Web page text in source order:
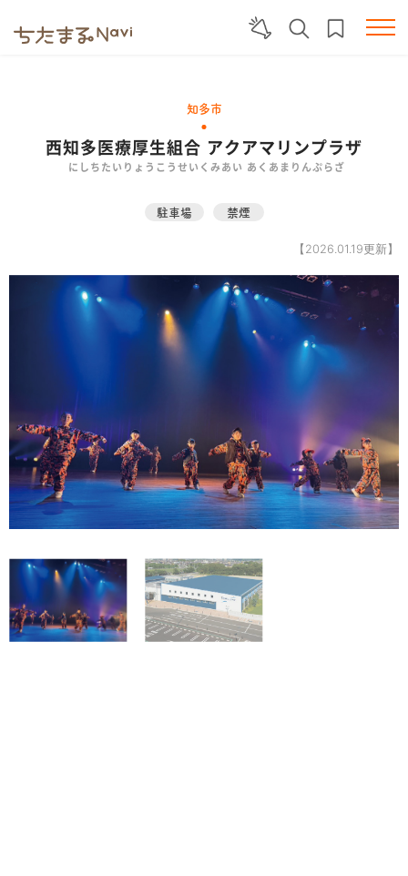
知多市
西知多医療厚生組合 アクアマリンプラザ
にしちたいりょうこうせいくみあい あくあまりんぷらざ
駐車場 禁煙
【2026.01.19更新】